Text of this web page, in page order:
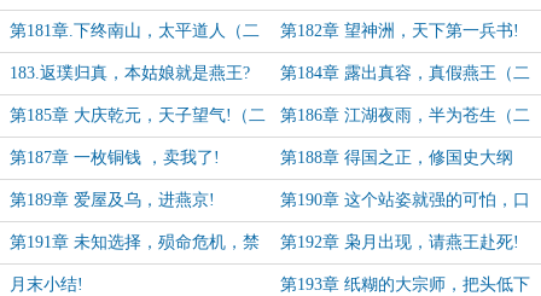
功!
第181章.下终南山，太平道人（二
合一!）
第182章 望神洲，天下第一兵书!
（二合一）
183.返璞归真，本姑娘就是燕王?
（二合一）
第184章 露出真容，真假燕王（二
合一）
第185章 大庆乾元，天子望气!（二
合一）
第186章 江湖夜雨，半为苍生（二
合一）
第187章 一枚铜钱 ，卖我了! 第188章 得国之正，修国史大纲
第189章 爱屋及乌，进燕京! 第190章 这个站姿就强的可怕，口
含惊雷!（二合一）
第191章 未知选择，殒命危机，禁
字符!
第192章 枭月出现，请燕王赴死!
月末小结! 第193章 纸糊的大宗师，把头低下